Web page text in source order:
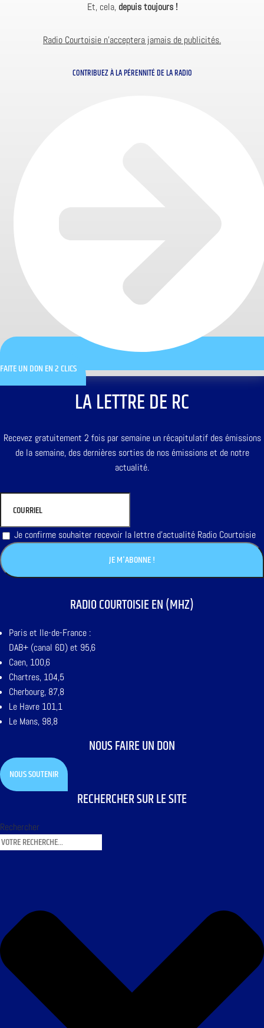
Et, cela, depuis toujours !
Radio Courtoisie n’acceptera jamais de publicités.
CONTRIBUEZ À LA PÉRENNITÉ DE LA RADIO
FAITE UN DON EN 2 CLICS
LA LETTRE DE RC
Recevez gratuitement 2 fois par semaine un récapitulatif des émissions
de la semaine, des dernières sorties de nos émissions et de notre
actualité.
Je confirme souhaiter recevoir la lettre d'actualité Radio Courtoisie
RADIO COURTOISIE EN (MHZ)
Paris et Ile-de-France :
DAB+ (canal 6D) et 95,6
Caen, 100,6
Chartres, 104,5
Cherbourg, 87,8
Le Havre 101,1
Le Mans, 98,8
NOUS FAIRE UN DON
NOUS SOUTENIR
RECHERCHER SUR LE SITE
Rechercher